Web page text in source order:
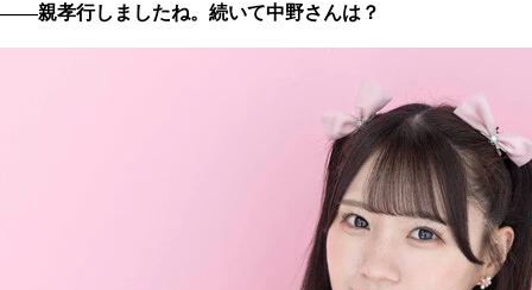
――親孝行しましたね。続いて中野さんは？